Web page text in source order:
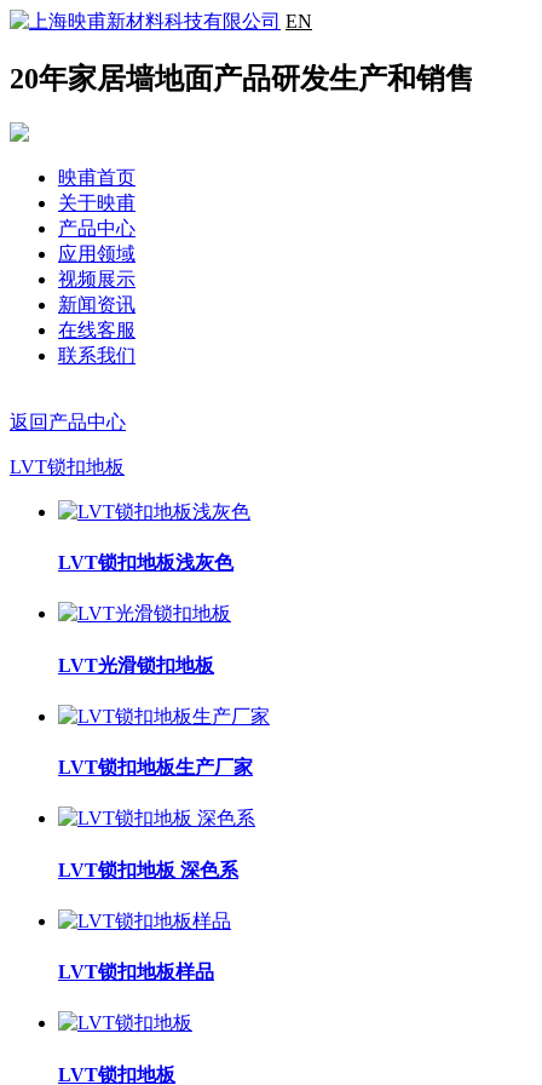
EN
20年家居墙地面产品研发生产和销售
映甫首页
关于映甫
产品中心
应用领域
视频展示
新闻资讯
在线客服
联系我们
返回产品中心
LVT锁扣地板
LVT锁扣地板浅灰色
LVT光滑锁扣地板
LVT锁扣地板生产厂家
LVT锁扣地板 深色系
LVT锁扣地板样品
LVT锁扣地板